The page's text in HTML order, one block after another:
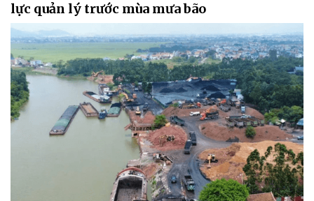
lực quản lý trước mùa mưa bão